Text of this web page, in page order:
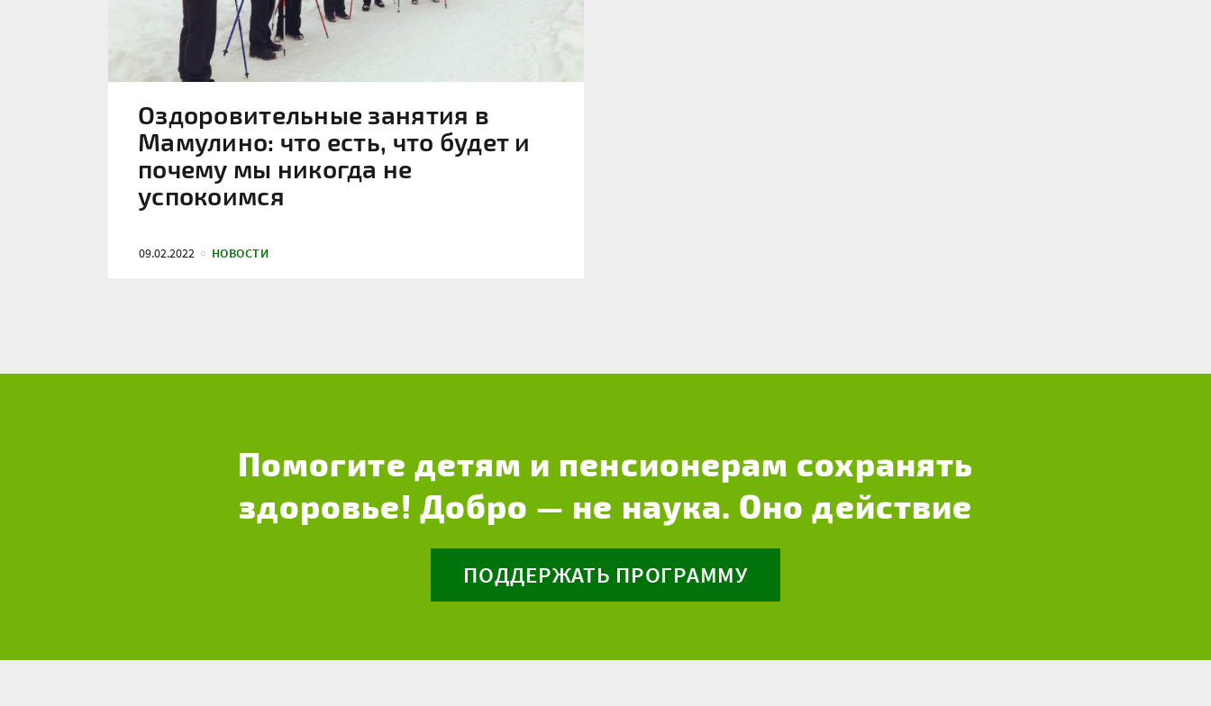
Оздоровительные занятия в
Мамулино: что есть, что будет и
почему мы никогда не
успокоимся
09.02.2022 НОВОСТИ
Помогите детям и пенсионерам сохранять
здоровье! Добро — не наука. Оно действие
ПОДДЕРЖАТЬ ПРОГРАММУ